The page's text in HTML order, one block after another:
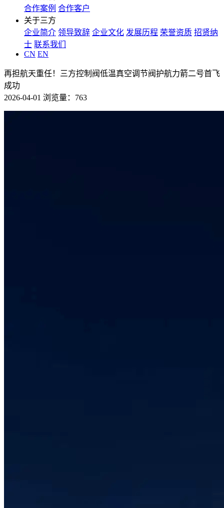
合作案例 合作客户
关于三方
企业简介 领导致辞 企业文化 发展历程 荣誉资质 招贤纳
士 联系我们
CN EN
再担航天重任！三方控制阀低温真空调节阀护航力箭二号首飞
成功
2026-04-01 浏览量：763